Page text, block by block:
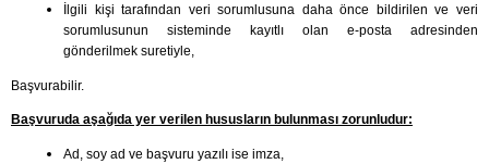
İlgili kişi tarafından veri sorumlusuna daha önce bildirilen ve veri
sorumlusunun sisteminde kayıtlı olan e-posta adresinden
gönderilmek suretiyle,
Başvurabilir.
Başvuruda aşağıda yer verilen hususların bulunması zorunludur:
Ad, soy ad ve başvuru yazılı ise imza,